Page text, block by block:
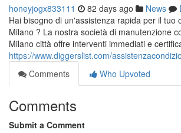
honeyjogx833111 82 days ago News
Hai bisogno di un'assistenza rapida per il tuo
Milano ? La nostra società di manutenzione
Milano città offre interventi immediati e
https://www.diggerslist.com/
Comments
Who Upvoted
Comments
Submit a Comment